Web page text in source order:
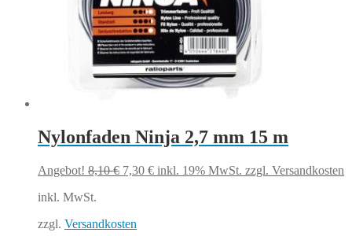
Nylonfaden Ninja 2,7 mm 15 m
Angebot! 8,10€ Ursprünglicher
7,30 €Aktueller
inkl. 19% MwSt. zzgl. Versandkosten
inkl. MwSt.
zzgl. Versandkosten